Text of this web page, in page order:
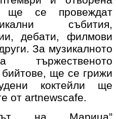
ще се провеждат
събития,
дебати, филмови
За музикалното
тържественото
ще се грижи
коктейли ще
от artnewscafe.